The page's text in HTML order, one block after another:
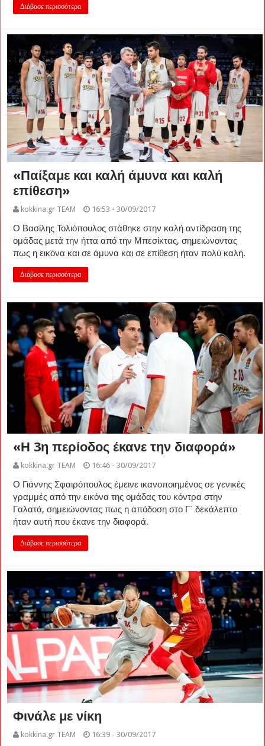
Διάβασε περισσότερα
«Παίξαμε και καλή άμυνα και καλή
επίθεση»
kokkina.gr TEAM 16:53 - 30/09/2017
Ο Βασίλης Τολιόπουλος στάθηκε στην καλή αντίδραση της
ομάδας μετά την ήττα από την Μπεσίκτας, σημειώνοντας
πως η εικόνα και σε άμυνα και σε επίθεση ήταν πολύ καλή.
Διάβασε περισσότερα
«Η 3η περίοδος έκανε την διαφορά»
kokkina.gr TEAM 16:46 - 30/09/2017
Ο Γιάννης Σφαιρόπουλος έμεινε ικανοποιημένος σε γενικές
γραμμές από την εικόνα της ομάδας του κόντρα στην
Γαλατά, σημειώνοντας πως η απόδοση στο Γ΄ δεκάλεπτο
ήταν αυτή που έκανε την διαφορά.
Διάβασε περισσότερα
Φινάλε με νίκη
kokkina.gr TEAM 16:39 - 30/09/2017